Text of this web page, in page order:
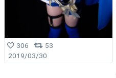
306
53
2019/03/30